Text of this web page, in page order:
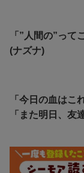
「”人間の”って
(ナズナ)
「今日の血はこ
「また明日、友